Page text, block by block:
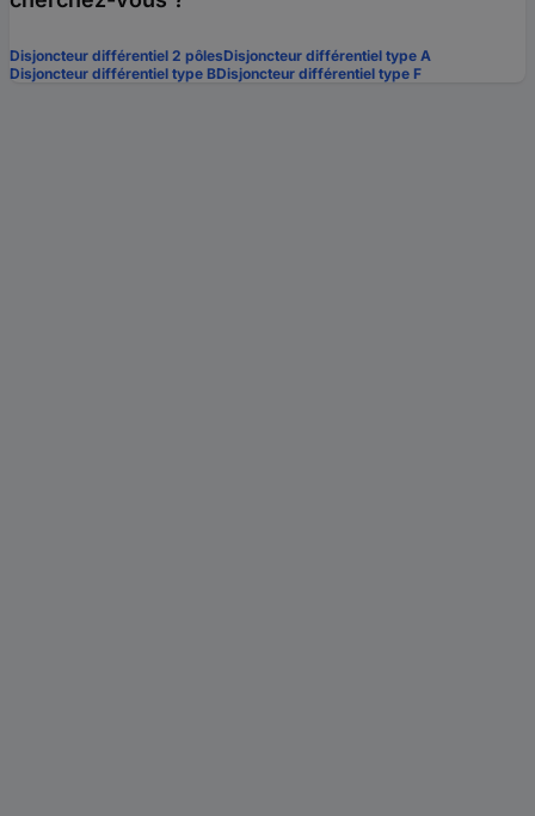
Disjoncteur différentiel 2 pôlesDisjoncteur différentiel type A
Disjoncteur différentiel type BDisjoncteur différentiel type F